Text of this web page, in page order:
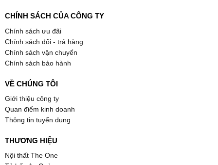
CHÍNH SÁCH CỦA CÔNG TY
Chính sách ưu đãi
Chính sách đổi - trả hàng
Chính sách vận chuyển
Chính sách bảo hành
VỀ CHÚNG TÔI
Giới thiệu công ty
Quan điểm kinh doanh
Thông tin tuyển dụng
THƯƠNG HIỆU
Nội thất The One